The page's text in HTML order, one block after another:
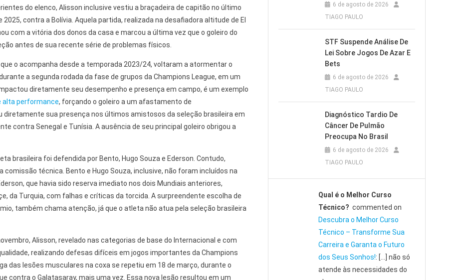
do elenco, Alisson inclusive vestiu a braçadeira de capitão no último
contra a Bolívia. Aquela partida, realizada na desafiadora altitude de El
com a vitória dos donos da casa e marcou a última vez que o goleiro do
antes de sua recente série de problemas físicos.
o acompanha desde a temporada 2023/24, voltaram a atormentar o
a segunda rodada da fase de grupos da Champions League, em um
diretamente seu desempenho e presença em campo, é um exemplo
alta performance, forçando o goleiro a um afastamento de
diretamente sua presença nos últimos amistosos da seleção brasileira em
contra Senegal e Tunísia. A ausência de seu principal goleiro obrigou a
brasileira foi defendida por Bento, Hugo Souza e Ederson. Contudo,
técnica. Bento e Hugo Souza, inclusive, não foram incluídos na
que havia sido reserva imediato nos dois Mundiais anteriores,
da Turquia, com falhas e críticas da torcida. A surpreendente escolha de
também chama atenção, já que o atleta não atua pela seleção brasileira
Alisson, revelado nas categorias de base do Internacional e com
realizando defesas difíceis em jogos importantes da Champions
das lesões musculares na coxa se repetiu em 18 de março, durante o
contra o Galatasaray, mais uma vez. Essa nova lesão resultou em um
6 de agosto de 2026
TIAGO PAULO
STF Suspende Análise De
Lei Sobre Jogos De Azar E
Bets
6 de agosto de 2026
TIAGO PAULO
Diagnóstico Tardio De
Câncer De Pulmão
Preocupa No Brasil
6 de agosto de 2026
TIAGO PAULO
Qual é o Melhor Curso
Técnico? commented on
Descubra o Melhor Curso
Técnico – Transforme Sua
Carreira e Garanta o Futuro
dos Seus Sonhos!: […] não só
atende às necessidades do